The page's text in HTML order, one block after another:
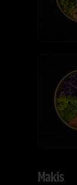
Makis